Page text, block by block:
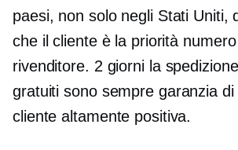
paesi, non solo negli Stati Uniti,
che il cliente è la priorità numero
rivenditore. 2 giornila
gratuiti sono sempre garanzia
cliente altamente positiva.